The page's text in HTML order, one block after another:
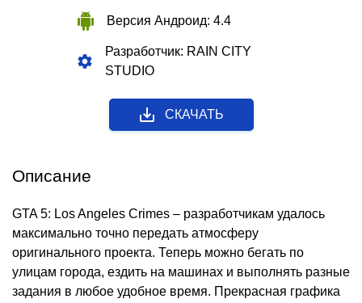
Версия Андроид: 4.4
Разработчик: RAIN CITY
STUDIO
СКАЧАТЬ
Описание
GTA 5: Los Angeles Crimes – разработчикам удалось
максимально точно передать атмосферу
оригинального проекта. Теперь можно бегать по
улицам города, ездить на машинах и выполнять разные
задания в любое удобное время. Прекрасная графика